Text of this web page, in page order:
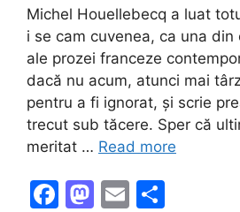
Michel Houellebecq a luat
i se cam cuvenea, ca una
ale prozei franceze
dacă nu acum, atunci mai
pentru a fi ignorat, și scrie
trecut sub tăcere. Sper că
meritat … Read more
F
M E